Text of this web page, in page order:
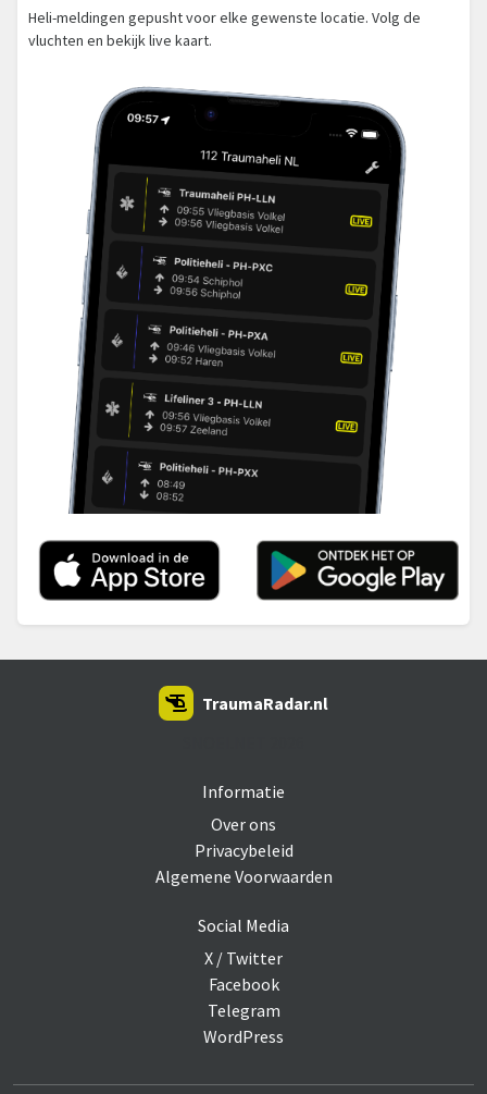
Heli-meldingen gepusht voor elke gewenste locatie. Volg de
vluchten en bekijk live kaart.
Informatie
Over ons
Privacybeleid
Algemene Voorwaarden
Social Media
X / Twitter
Facebook
Telegram
WordPress
TraumaRadar.nl